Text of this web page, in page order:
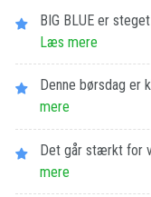
BIG BLUE er
Læs mere
Denne børsdag er
mere
Det går stærkt for
mere